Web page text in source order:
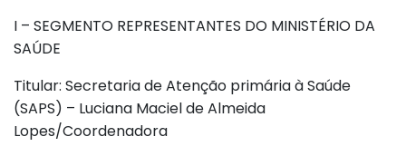
I – SEGMENTO REPRESENTANTES DO MINISTÉRIO DA
SAÚDE
Titular: Secretaria de Atenção primária à Saúde
(SAPS) – Luciana Maciel de Almeida
Lopes/Coordenadora